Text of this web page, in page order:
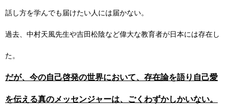
話し方を学んでも届けたい人には届かない。
過去、中村天風先生や吉田松陰など偉大な教育者が日本には存在し
た。
だが、今の自己啓発の世界において、存在論を語り自己愛
を伝える真のメッセンジャーは、ごくわずかしかいない。